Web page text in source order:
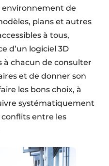
environnement de
plans et autres
à tous,
d’un logiciel 3D
à chacun de consulter
et de donner son
les bons choix, à
systématiquement
conflits entre les